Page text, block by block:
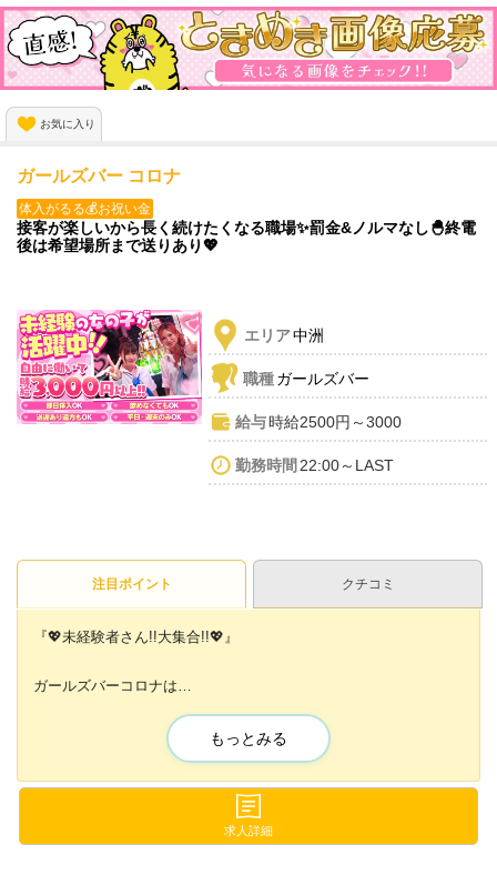
お気に入り
ガールズバー コロナ
体入がるる💰お祝い金
接客が楽しいから長く続けたくなる職場✨罰金&ノルマなし🐣終電
後は希望場所まで送りあり💖
エリア中洲
職種ガールズバー
給与時給2500円～3000
勤務時間22:00～LAST
注目ポイント クチコミ
『💖未経験者さん!!大集合!!💖』
ガールズバーコロナは
キャストさん大募集中💕💕
『在籍スタッフが全然足りてません😭』
もっとみる
求人詳細